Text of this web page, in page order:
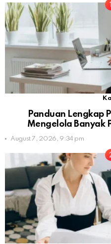
Panduan Lengkap
Mengelola Banyak
August 7, 2026, 9:34 pm